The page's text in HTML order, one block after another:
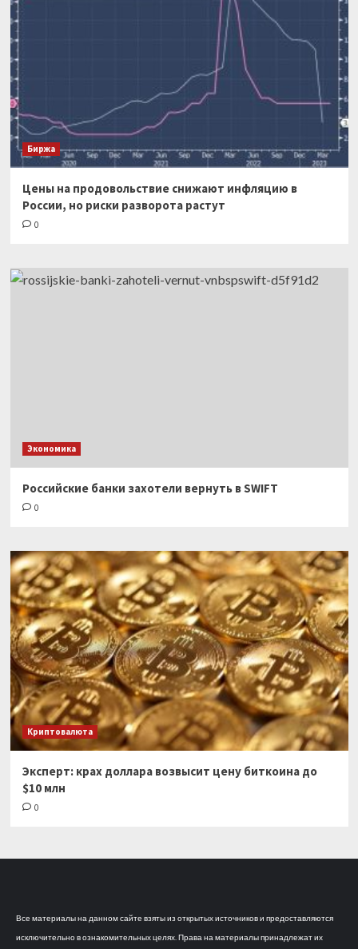
Биржа
Цены на продовольствие снижают инфляцию в
России, но риски разворота растут
0
Экономика
Российские банки захотели вернуть в SWIFT
0
Криптовалюта
Эксперт: крах доллара возвысит цену биткоина до
$10 млн
0
Все материалы на данном сайте взяты из открытых источников и предоставляются
исключительно в ознакомительных целях. Права на материалы принадлежат их